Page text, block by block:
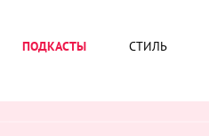
ПОДКАСТЫ СТИЛЬ